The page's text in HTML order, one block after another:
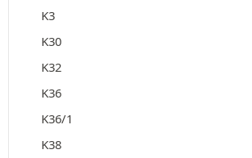
K3
K30
K32
K36
K36/1
K38